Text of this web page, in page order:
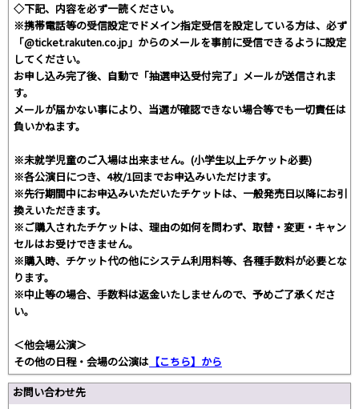
◇下記、内容を必ず一読ください。
※携帯電話等の受信設定でドメイン指定受信を設定している方は、必ず
「@ticket.rakuten.co.jp」からのメールを事前に受信できるように設定
してください。
お申し込み完了後、自動で「抽選申込受付完了」メールが送信されま
す。
メールが届かない事により、当選が確認できない場合等でも一切責任は
負いかねます。
※未就学児童のご入場は出来ません。(小学生以上チケット必要)
※各公演日につき、4枚/1回までお申込みいただけます。
※先行期間中にお申込みいただいたチケットは、一般発売日以降にお引
換えいただきます。
※ご購入されたチケットは、理由の如何を問わず、取替・変更・キャン
セルはお受けできません。
※購入時、チケット代の他にシステム利用料等、各種手数料が必要とな
ります。
※中止等の場合、手数料は返金いたしませんので、予めご了承くださ
い。
＜他会場公演＞
その他の日程・会場の公演は 【こちら】から
お問い合わせ先